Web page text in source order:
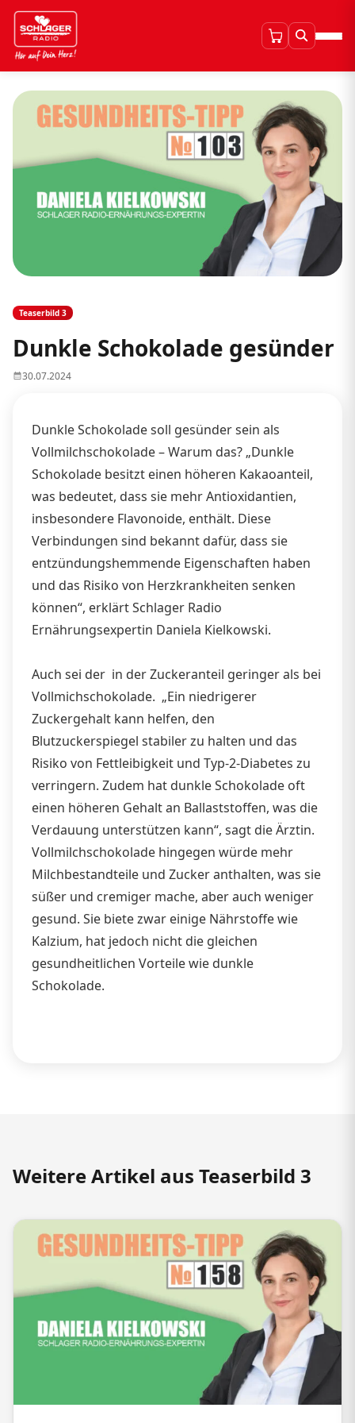
Teaserbild 3
Dunkle Schokolade gesünder
30.07.2024
Dunkle Schokolade soll gesünder sein als
Vollmilchschokolade – Warum das? „Dunkle
Schokolade besitzt einen höheren Kakaoanteil,
was bedeutet, dass sie mehr Antioxidantien,
insbesondere Flavonoide, enthält. Diese
Verbindungen sind bekannt dafür, dass sie
entzündungshemmende Eigenschaften haben
und das Risiko von Herzkrankheiten senken
können“, erklärt Schlager Radio
Ernährungsexpertin Daniela Kielkowski.
Auch sei der in der Zuckeranteil geringer als bei
Vollmichschokolade. „Ein niedrigerer
Zuckergehalt kann helfen, den
Blutzuckerspiegel stabiler zu halten und das
Risiko von Fettleibigkeit und Typ-2-Diabetes zu
verringern. Zudem hat dunkle Schokolade oft
einen höheren Gehalt an Ballaststoffen, was die
Verdauung unterstützen kann“, sagt die Ärztin.
Vollmilchschokolade hingegen würde mehr
Milchbestandteile und Zucker anthalten, was sie
süßer und cremiger mache, aber auch weniger
gesund. Sie biete zwar einige Nährstoffe wie
Kalzium, hat jedoch nicht die gleichen
gesundheitlichen Vorteile wie dunkle
Schokolade.
Weitere Artikel aus Teaserbild 3